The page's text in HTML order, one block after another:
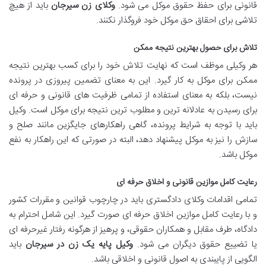
قانونی برای حفظ حقوق موکل می شود.وکلای زن سیرجان باید از هیچ
تلاشی برای احقاق حق موکل خود فروگذار نکنند.
تلاش برای حصول بهترین نتیجه ممکن
هر وکیلی موظف است که نهایت تلاش خود را برای کسب بهترین نتیجه
ممکن برای موکل به کار گیرد. این به معنای تضمین پیروزی در پرونده
نیست، بلکه به معنای استفاده از تمامی ظرفیت های قانونی و حرفه ای
برای رسیدن به عادلانه ترین و مطلوب ترین نتیجه برای موکل است. وکیل
باید با توجه به شرایط پرونده، گاهی راهکارهای جایگزین مانند صلح و
سازش را نیز به موکل پیشنهاد دهد، البته در صورتی که این راهکار به نفع
موکل باشد.
رعایت کامل موازین قانونی و اخلاق حرفه ای
تمامی اقدامات وکلای دادگستری باید در چارچوب قوانین و مقررات کشور
و با رعایت کامل موازین اخلاق حرفه ای صورت گیرد. این شامل احترام به
دادگاه، طرف مقابل و همکاران حقوقی، و پرهیز از هرگونه رفتار غیرحرفه ای
یا تضییع حقوق دیگران می شود. وکیل پایه یک زن در سیرجان باید
الگویی از پایبندی به اصول قانونی و اخلاقی باشد.